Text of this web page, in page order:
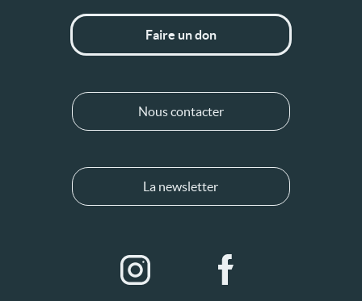
Faire un don
Nous contacter
La newsletter